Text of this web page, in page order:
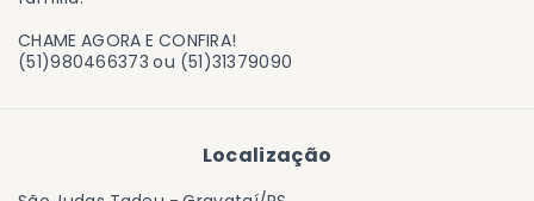
CHAME AGORA E CONFIRA!
(51)980466373 ou (51)31379090
Localização